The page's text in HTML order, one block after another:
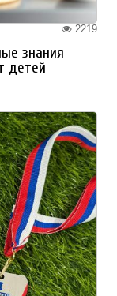
2219
знания
детей